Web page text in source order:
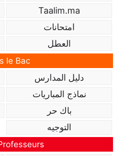
Taalim.ma
امتحانات
العطل
le Bac
دليل المدارس
نماذج المباريات
باك حر
التوجيه